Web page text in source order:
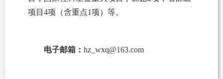
项目 4项（含重点1项）等。
电子邮箱： hz_wxq@163.com